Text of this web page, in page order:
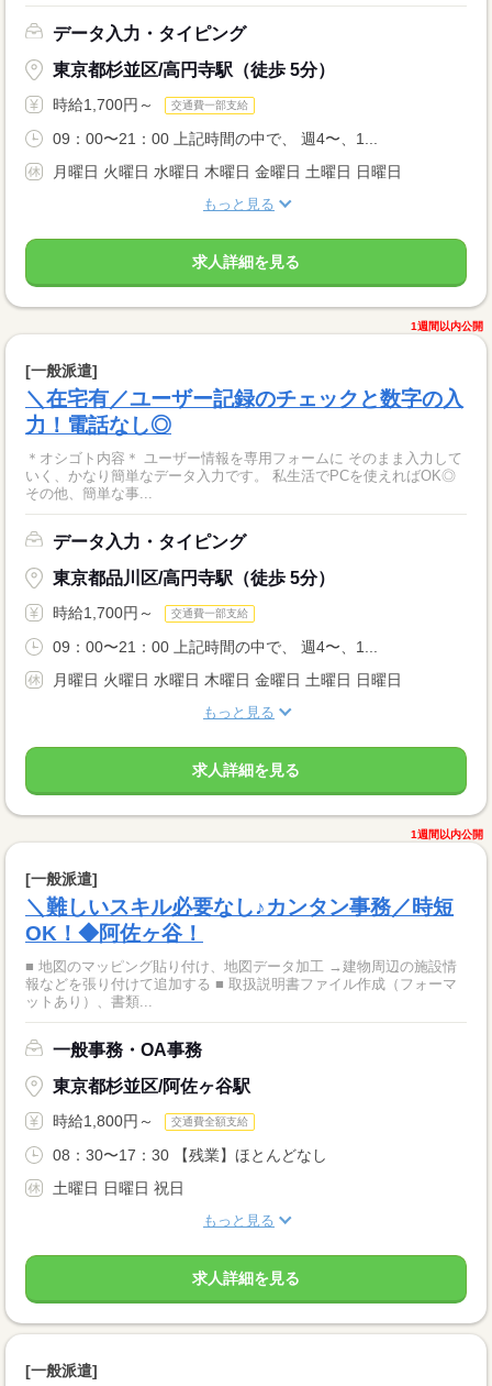
データ入力・タイピング
東京都杉並区/高円寺駅（徒歩 5分）
時給1,700円～ 交通費一部支給
09：00〜21：00 上記時間の中で、 週4〜、1...
月曜日 火曜日 水曜日 木曜日 金曜日 土曜日 日曜日
もっと見る
求人詳細を見る
1週間以内公開
[一般派遣]
＼在宅有／ユーザー記録のチェックと数字の入
力！電話なし◎
＊オシゴト内容＊ ユーザー情報を専用フォームに そのまま入力して
いく、かなり簡単なデータ入力です。 私生活でPCを使えればOK◎
その他、簡単な事...
データ入力・タイピング
東京都品川区/高円寺駅（徒歩 5分）
時給1,700円～ 交通費一部支給
09：00〜21：00 上記時間の中で、 週4〜、1...
月曜日 火曜日 水曜日 木曜日 金曜日 土曜日 日曜日
もっと見る
求人詳細を見る
1週間以内公開
[一般派遣]
＼難しいスキル必要なし♪カンタン事務／時短
OK！◆阿佐ヶ谷！
■ 地図のマッピング貼り付け、地図データ加工 →建物周辺の施設情
報などを張り付けて追加する ■ 取扱説明書ファイル作成（フォーマ
ットあり）、書類...
一般事務・OA事務
東京都杉並区/阿佐ヶ谷駅
時給1,800円～ 交通費全額支給
08：30〜17：30 【残業】ほとんどなし
土曜日 日曜日 祝日
もっと見る
求人詳細を見る
[一般派遣]